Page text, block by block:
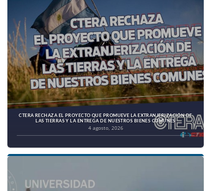
CTERA RECHAZA EL PROYECTO QUE PROMUEVE LA EXTRANJERIZACIÓN DE
LAS TIERRAS Y LA ENTREGA DE NUESTROS BIENES COMUNES
4 agosto, 2026